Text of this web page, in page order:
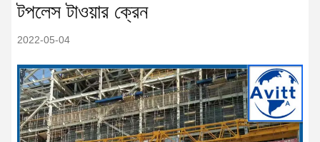
টপলেস টাওয়ার ক্রেন
2022-05-04